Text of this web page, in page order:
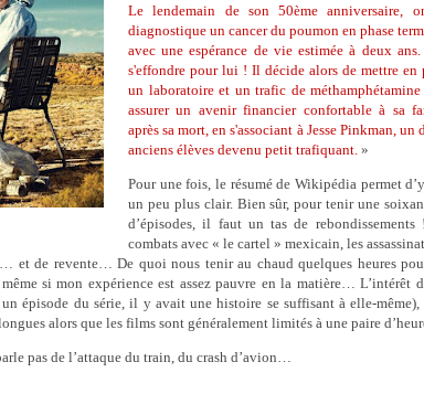
Le lendemain de son 50ème anniversaire,
diagnostique un cancer du poumon en phase
avec une espérance de vie estimée à deux
s'effondre pour lui ! Il décide alors de mettre en
un laboratoire et un trafic de
assurer un avenir financier confortable à sa
après sa mort, en s'associant à Jesse Pinkman, un
anciens élèves devenu petit trafiquant. »
Pour une fois, le résumé de Wikipédia permet
un peu plus clair. Bien sûr, pour tenir une
d’épisodes, il faut un tas de rebondissements
combats avec « le cartel » mexicain, les
et de revente… De quoi nous tenir au chaud quelques heures
si mon expérience est assez pauvre en la matière… L’intérêt
épisode du série, il y avait une histoire se suffisant à elle-même),
alors que les films sont généralement limités à une paire
pas de l’attaque du train, du crash d’avion…